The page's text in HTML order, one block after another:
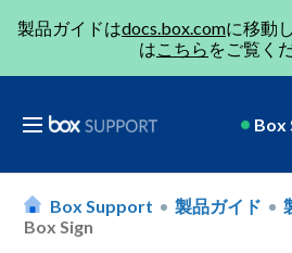
製品ガイドはdocs.box.comに移動
はこちら をご覧く
Box
Box Support 製品ガイド
Box Sign